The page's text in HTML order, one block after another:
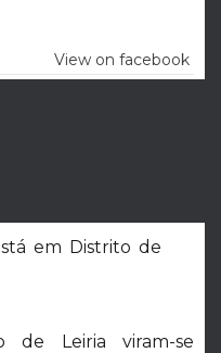
View on facebook
em Distrito de
de Leiria viram-se